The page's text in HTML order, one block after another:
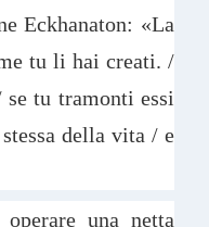
Eckhanaton: «La
tu li hai creati. /
tu tramonti essi
della vita / e
una netta